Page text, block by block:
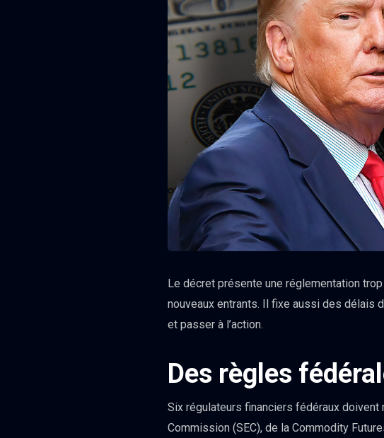
Le décret présente une réglementation
nouveaux entrants. Il fixe aussi des délais
et passer à l’action.
Des règles
Six régulateurs financiers fédéraux doivent
Commission (SEC), de la Commodity